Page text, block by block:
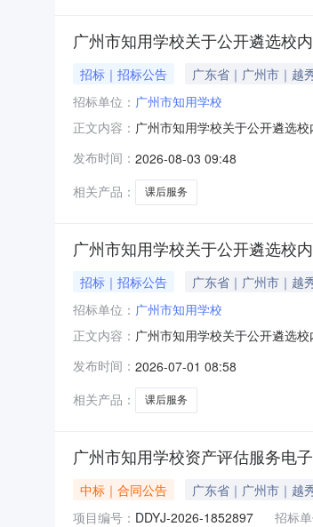
广州市知用学校关于公开遴选校
招标｜招标公告 广东省｜广州市｜越
招标单位： 广州市知用学校
正文内容： 广州市知用学校关于公开遴选
三方机构，必须被列入《2026
用合理。（一）公益自愿。第三
发布时间： 2026-08-03 09:48
相关产品：
课后服务
广州市知用学校关于公开遴选校
招标｜招标公告 广东省｜广州市｜越
招标单位： 广州市知用学校
正文内容： 广州市知用学校关于公开遴选
三方机构，必须被列入《2026
确保服务费用合理。（一）公益
发布时间： 2026-07-01 08:58
相关产品：
课后服务
广州市知用学校资产评估服务电
中标｜合同公告 广东省｜广州市｜越
项目编号： DDYJ-2026-1852897 招标单